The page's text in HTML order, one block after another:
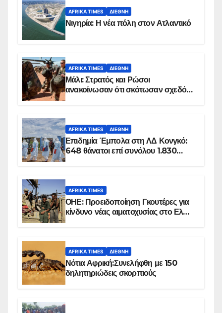
AFRIKA TIMES ΔΙΕΘΝΉ
Νιγηρία: Η νέα πόλη στον Ατλαντικό
AFRIKA TIMES ΔΙΕΘΝΉ
Μάλι: Στρατός και Ρώσοι
ανακοίνωσαν ότι σκότωσαν σχεδόν
AFRIKA TIMES ΔΙΕΘΝΉ
Επιδημία Έμπολα στη ΛΔ Κονγκό:
648 θάνατοι επί συνόλου 1.830
AFRIKA TIMES
ΟΗΕ: Προειδοποίηση Γκουτέρες για
κίνδυνο νέας αιματοχυσίας στο Ελ
AFRIKA TIMES ΔΙΕΘΝΉ
Νότια Αφρική:Συνελήφθη με 150
δηλητηριώδεις σκορπιούς